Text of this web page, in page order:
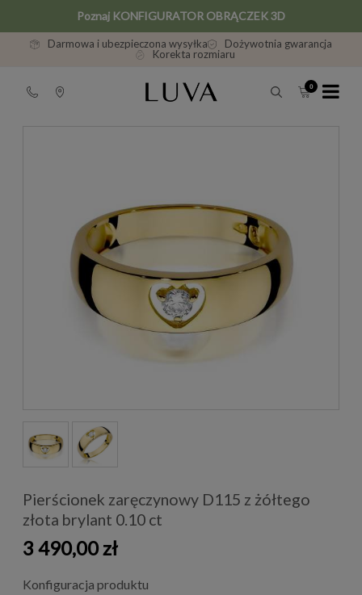
Poznaj KONFIGURATOR OBRĄCZEK 3D
Darmowa i ubezpieczona wysyłka
Dożywotnia gwarancja
Korekta rozmiaru
Pierścionek zaręczynowy D115 z żółtego
złota brylant 0.10 ct
3 490,00 zł
Konfiguracja produktu